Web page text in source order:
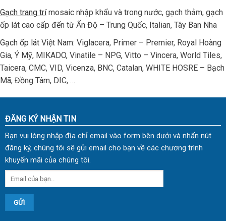
Gạch trang trímosaic nhập khẩu và trong nước, gạch thảm, gạch
ốp lát cao cấp đến từ Ấn Độ – Trung Quốc, Italian, Tây Ban Nha
Gạch ốp lát Việt Nam: Viglacera, Primer – Premier, Royal Hoàng
Gia, Ý Mỹ, MIKADO, Vinatile – NPG, Vitto – Vincera, World Tiles,
Taicera, CMC, VID, Vicenza, BNC, Catalan, WHITE HOSRE – Bạch
Mã, Đồng Tâm, DIC, …
ĐĂNG KÝ NHẬN TIN
Bạn vui lòng nhập địa chỉ email vào form bên dưới và nhấn nút
đăng ký, chúng tôi sẽ gửi email cho bạn về các chương trình
khuyến mãi của chúng tôi.